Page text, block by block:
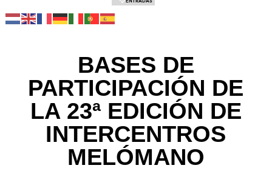
ENTRADAS
BASES DE
PARTICIPACIÓN DE
LA 23ª EDICIÓN DE
INTERCENTROS
MELÓMANO